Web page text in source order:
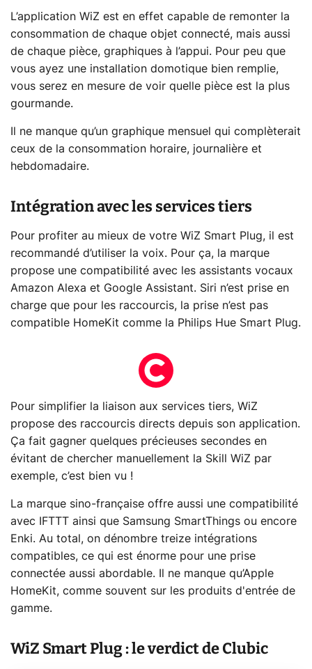
L’application WiZ est en effet capable de remonter la
consommation de chaque objet connecté, mais aussi
de chaque pièce, graphiques à l’appui. Pour peu que
vous ayez une installation domotique bien remplie,
vous serez en mesure de voir quelle pièce est la plus
gourmande.
Il ne manque qu’un graphique mensuel qui complèterait
ceux de la consommation horaire, journalière et
hebdomadaire.
Intégration avec les services tiers
Pour profiter au mieux de votre WiZ Smart Plug, il est
recommandé d’utiliser la voix. Pour ça, la marque
propose une compatibilité avec les assistants vocaux
Amazon Alexa et Google Assistant. Siri n’est prise en
charge que pour les raccourcis, la prise n’est pas
compatible HomeKit comme la Philips Hue Smart Plug.
Pour simplifier la liaison aux services tiers, WiZ
propose des raccourcis directs depuis son application.
Ça fait gagner quelques précieuses secondes en
évitant de chercher manuellement la Skill WiZ par
exemple, c’est bien vu !
La marque sino-française offre aussi une compatibilité
avec IFTTT ainsi que Samsung SmartThings ou encore
Enki. Au total, on dénombre treize intégrations
compatibles, ce qui est énorme pour une prise
connectée aussi abordable. Il ne manque qu’Apple
HomeKit, comme souvent sur les produits d'entrée de
gamme.
WiZ Smart Plug : le verdict de Clubic